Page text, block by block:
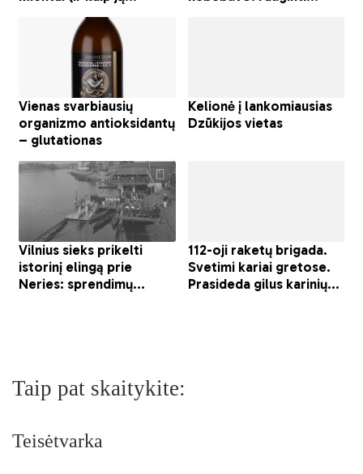
Taip pat skaitykite:
Teisėtvarka